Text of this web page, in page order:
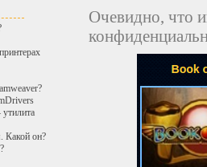
утилита
Какой он?
Очевидно, что